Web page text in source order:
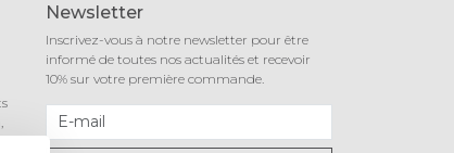
Newsletter
Inscrivez-vous à notre newsletter pour être
informé de toutes nos actualités et recevoir
10% sur votre première commande.